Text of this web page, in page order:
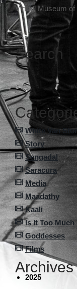
Virtual Museum
Search
White Van
Story
Sengadal
Saracura
Media
Maadathy
Kaali
Is It Too Much
Goddesses
Films
Archives
2025